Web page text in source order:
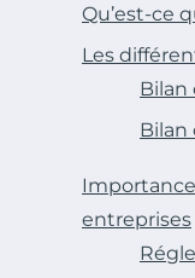
Qu’est-ce
Les
Bilan
Bilan
entreprises